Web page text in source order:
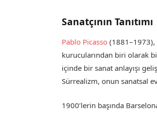
Sanatçının Tanıtımı
Pablo Picasso (1881–1973),
kurucularından biri olarak
içinde bir sanat anlayışı
Sürrealizm, onun sanatsal
1900’lerin başında